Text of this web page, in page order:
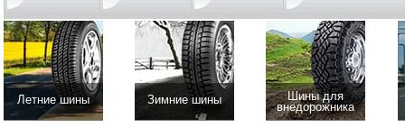
Летние шины Зимние шины
Шины для
внедорожника